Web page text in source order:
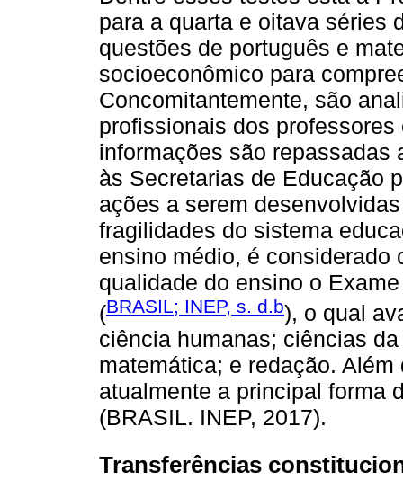
para a quarta e oitava séries
questões de português e
socioeconômico para
Concomitantemente, são
profissionais dos
informações são repassadas
às Secretarias de Educação
ações a serem
fragilidades do sistema
ensino médio, é considerado
qualidade do ensino o
(BRASIL; INEP, s. d.b), o qual
ciência humanas; ciências
matemática; e redação.
atualmente a principal forma
(BRASIL. INEP, 2017).
Transferências